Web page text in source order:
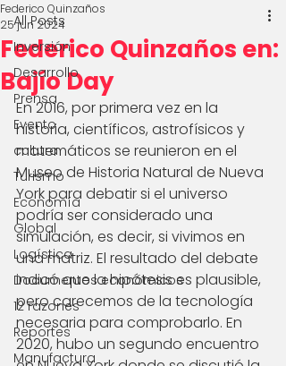
All Posts
Inversión
Desarrollo
Prensa
Evento
cultura
Turismo
Economía
Global
Logística
Documentos económicos
12 razones
Reportes
Manufactura
Federico Quinzaños en:
Bajío Day
Federico Quinzaños
25 jun 2024
En 2016, por primera vez en la
historia, científicos, astrofísicos y
matemáticos se reunieron en el
Museo de Historia Natural de Nueva
York para debatir si el universo
podría ser considerado una
simulación, es decir, si vivimos en
una matriz. El resultado del debate
indicó que la hipótesis es plausible,
pero carecemos de la tecnología
necesaria para comprobarlo. En
2020, hubo un segundo encuentro